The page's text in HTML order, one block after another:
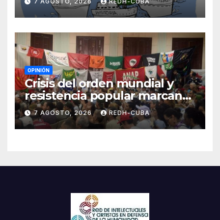
Blanch
OPINIÓN
Crisis del orden mundial y
resistencia popular marcan
el inicio de la IV Asamblea
Continental de ALBA
Movimientos en Cuba
7 AGOSTO, 2026 REDH-CUBA